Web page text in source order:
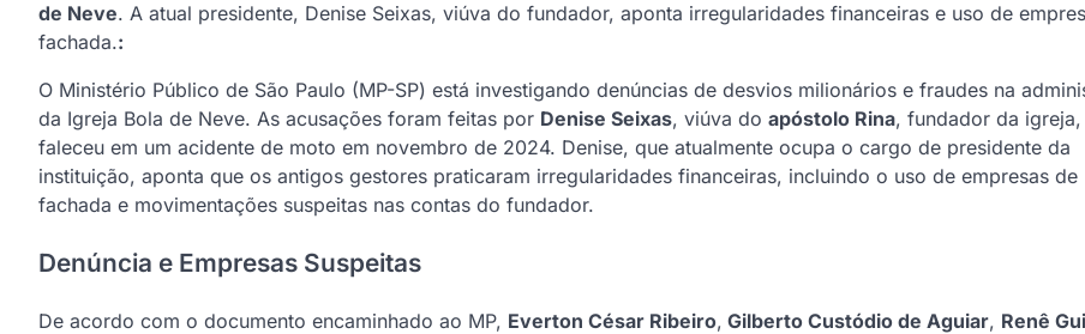
de Neve. A atual presidente, Denise Seixas, viúva do fundador, aponta irregularidades financeiras e uso de
fachada.:
O Ministério Público de São Paulo (MP-SP) está investigando denúncias de desvios milionários e fraudes na
da Igreja Bola de Neve. As acusações foram feitas por Denise Seixas, viúva do apóstolo Rina, fundador da
faleceu em um acidente de moto em novembro de 2024. Denise, que atualmente ocupa o cargo de presidente da
instituição, aponta que os antigos gestores praticaram irregularidades financeiras, incluindo o uso de empresas de
fachada e movimentações suspeitas nas contas do fundador.
Denúncia e Empresas Suspeitas
De acordo com o documento encaminhado ao MP, Everton César Ribeiro, Gilberto Custódio de Aguiar, Renê